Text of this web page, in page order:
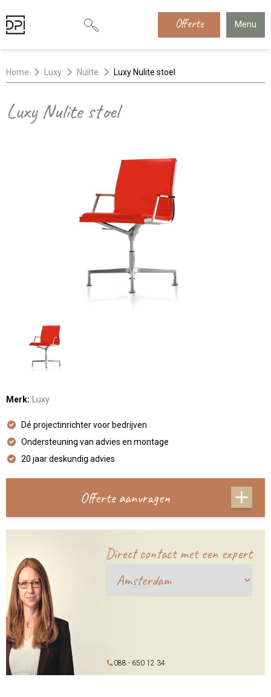
Offerte Menu
Home Luxy Nulite Luxy Nulite stoel
Luxy Nulite stoel
Merk: Luxy
Dé projectinrichter voor bedrijven
Ondersteuning van advies en montage
20 jaar deskundig advies
Offerte aanvragen
Direct contact met een expert
088 - 650 12 34